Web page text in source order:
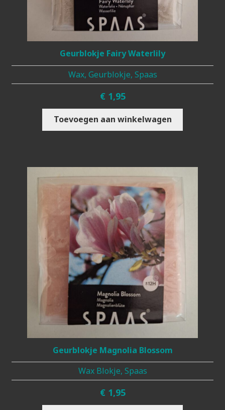
Geurblokje Fairy Waterlily
Wax, Geurblokje, Spaas
€ 1,95
Toevoegen aan winkelwagen
Geurblokje Magnolia Blossom
Wax Blokje, Spaas
€ 1,95